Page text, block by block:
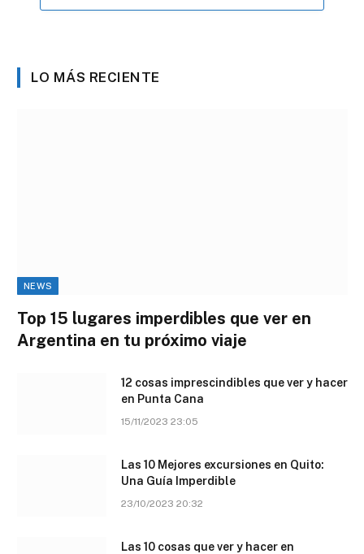
LO MÁS RECIENTE
NEWS
Top 15 lugares imperdibles que ver en
Argentina en tu próximo viaje
12 cosas imprescindibles que ver y hacer
en Punta Cana
15/11/2023 23:05
Las 10 Mejores excursiones en Quito:
Una Guía Imperdible
23/10/2023 20:32
Las 10 cosas que ver y hacer en